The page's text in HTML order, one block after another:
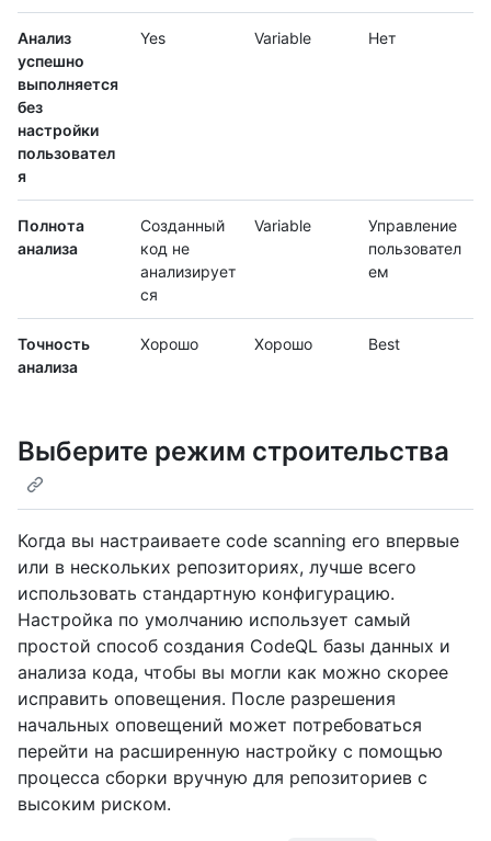
Анализ
успешно
выполняется
без
настройки
пользовател
я
Yes Variable Нет
Полнота
анализа
Созданный
код не
анализирует
ся
Variable
Управление
пользовател
ем
Точность
анализа
Хорошо Хорошо Best
Выберите режим строительства
Когда вы настраиваете code scanning его впервые
или в нескольких репозиториях, лучше всего
использовать стандартную конфигурацию.
Настройка по умолчанию использует самый
простой способ создания CodeQL базы данных и
анализа кода, чтобы вы могли как можно скорее
исправить оповещения. После разрешения
начальных оповещений может потребоваться
перейти на расширенную настройку с помощью
процесса сборки вручную для репозиториев с
высоким риском.